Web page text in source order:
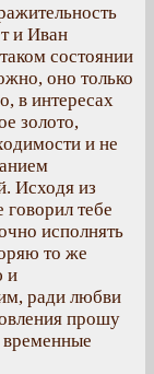
и Иван
состоянии
оно только
в интересах
золото,
и не
Исходя из
тебе
исполнять
то же
и
ради любви
прошу
временные